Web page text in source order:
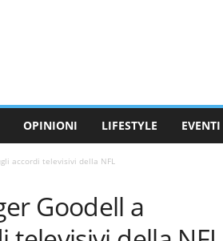
OPINIONI LIFESTYLE EVENTI
accordi televisivi della NFL
Goodell a